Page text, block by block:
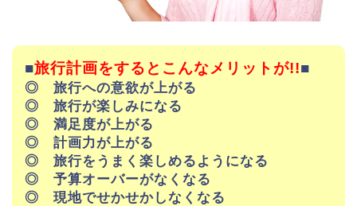
■旅行計画をするとこんなメリットが!!■
◎ 旅行への意欲が上がる
◎ 旅行が楽しみになる
◎ 満足度が上がる
◎ 計画力が上がる
◎ 旅行をうまく楽しめるようになる
◎ 予算オーバーがなくなる
◎ 現地でせかせかしなくなる